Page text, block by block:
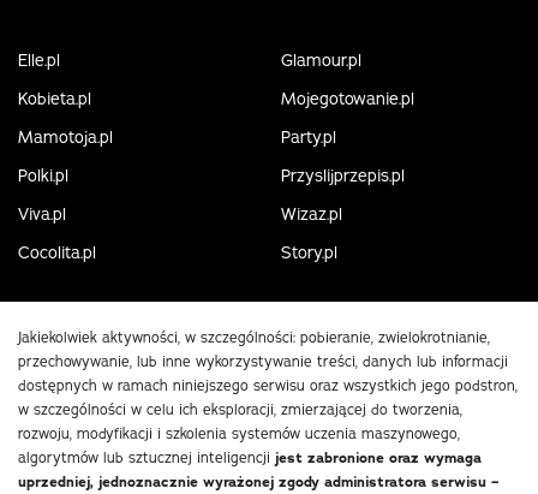
Elle.pl
Glamour.pl
Kobieta.pl
Mojegotowanie.pl
Mamotoja.pl
Party.pl
Polki.pl
Przyslijprzepis.pl
Viva.pl
Wizaz.pl
Cocolita.pl
Story.pl
Jakiekolwiek aktywności, w szczególności: pobieranie, zwielokrotnianie,
przechowywanie, lub inne wykorzystywanie treści, danych lub informacji
dostępnych w ramach niniejszego serwisu oraz wszystkich jego podstron,
w szczególności w celu ich eksploracji, zmierzającej do tworzenia,
rozwoju, modyfikacji i szkolenia systemów uczenia maszynowego,
algorytmów lub sztucznej inteligencji jest zabronione oraz wymaga
uprzedniej, jednoznacznie wyrażonej zgody administratora serwisu –